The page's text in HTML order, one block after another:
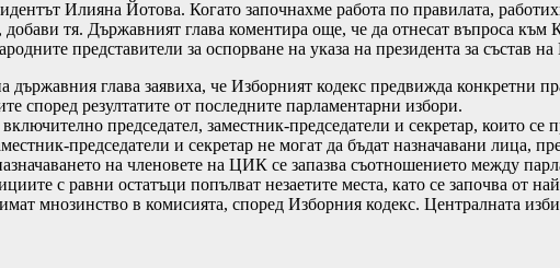
Илияна Йотова. Когато започнахме работа по правилата,
тя. Държавният глава коментира още, че да отнесат въпроса
представители за оспорване на указа на президента за състав
глава заявиха, че Изборният кодекс предвижда конкретни
според резултатите от последните парламентарни избори.
председател, заместник-председатели и секретар, които се
председатели и секретар не могат да бъдат назначавани лица,
на членовете на ЦИК се запазва съотношението между
с равни остатъци попълват незаетите места, като се започва от
мнозинство в комисията, според Изборния кодекс. Централната